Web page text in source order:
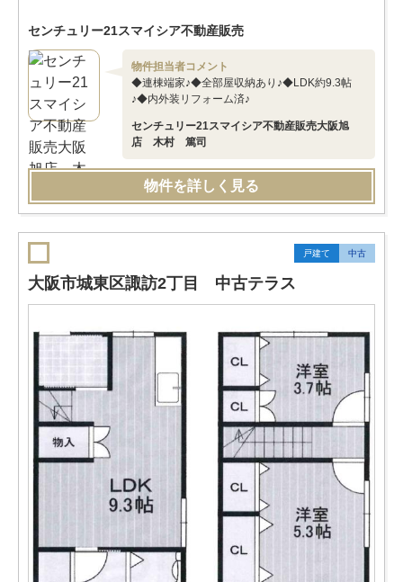
センチュリー21スマイシア不動産販売
物件担当者コメント
◆連棟端家♪◆全部屋収納あり♪◆LDK約9.3帖
♪◆内外装リフォーム済♪
センチュリー21スマイシア不動産販売大阪旭
店 木村 篤司
物件を詳しく見る
戸建て 中古
大阪市城東区諏訪2丁目 中古テラス